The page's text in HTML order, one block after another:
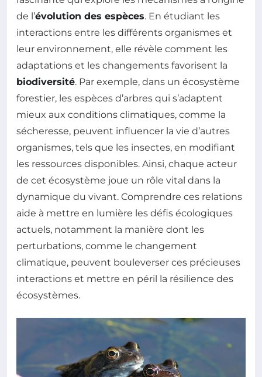
de l’évolution des espèces. En étudiant les
interactions entre les différents organismes et
leur environnement, elle révèle comment les
adaptations et les changements favorisent la
biodiversité. Par exemple, dans un écosystème
forestier, les espèces d’arbres qui s’adaptent
mieux aux conditions climatiques, comme la
sécheresse, peuvent influencer la vie d’autres
organismes, tels que les insectes, en modifiant
les ressources disponibles. Ainsi, chaque acteur
de cet écosystème joue un rôle vital dans la
dynamique du vivant. Comprendre ces relations
aide à mettre en lumière les défis écologiques
actuels, notamment la manière dont les
perturbations, comme le changement
climatique, peuvent bouleverser ces précieuses
interactions et mettre en péril la résilience des
écosystèmes.